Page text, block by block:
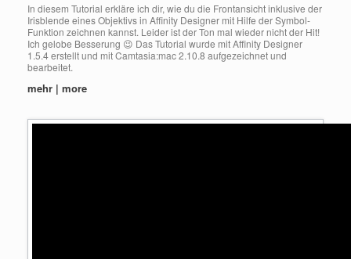
In diesem Tutorial erkläre ich dir, wie du die Frontansicht inklusive der
Irisblende eines Objektivs in Affinity Designer mit Hilfe der Symbol-
Funktion zeichnen kannst. Leider ist der Ton mal wieder nicht der Hit!
Ich gelobe Besserung 😉 Das Tutorial wurde mit Affinity Designer
1.5.4 erstellt und mit Camtasia:mac 2.10.8 aufgezeichnet und
bearbeitet.
mehr | more